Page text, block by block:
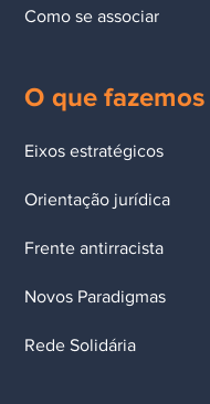
Como se associar
O que fazemos
Eixos estratégicos
Orientação jurídica
Frente antirracista
Novos Paradigmas
Rede Solidária